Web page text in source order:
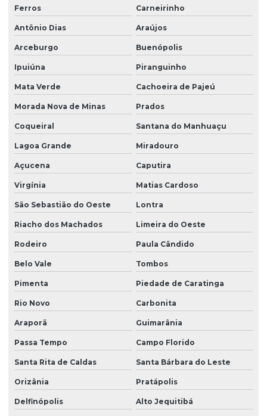
Ferros Carneirinho
Antônio Dias Araújos
Arceburgo Buenópolis
Ipuiúna Piranguinho
Mata Verde Cachoeira de Pajeú
Morada Nova de Minas Prados
Coqueiral Santana do Manhuaçu
Lagoa Grande Miradouro
Açucena Caputira
Virgínia Matias Cardoso
São Sebastião do Oeste Lontra
Riacho dos Machados Limeira do Oeste
Rodeiro Paula Cândido
Belo Vale Tombos
Pimenta Piedade de Caratinga
Rio Novo Carbonita
Araporã Guimarânia
Passa Tempo Campo Florido
Santa Rita de Caldas Santa Bárbara do Leste
Orizânia Pratápolis
Delfinópolis Alto Jequitibá